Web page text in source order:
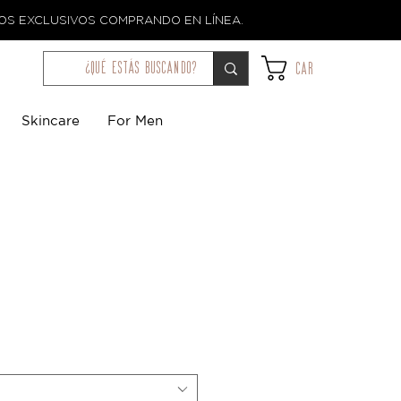
EXCLUSIVOS COMPRANDO EN LÍNEA.
¿qué estás buscando? Car
Skincare For Men